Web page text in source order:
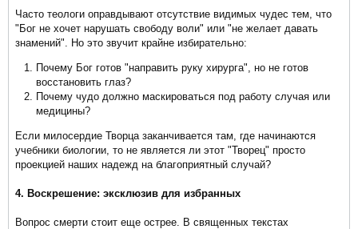
Часто теологи оправдывают отсутствие видимых чудес тем, что
"Бог не хочет нарушать свободу воли" или "не желает давать
знамений". Но это звучит крайне избирательно:
Почему Бог готов "направить руку хирурга", но не готов
восстановить глаз?
Почему чудо должно маскироваться под работу случая или
медицины?
Если милосердие Творца заканчивается там, где начинаются
учебники биологии, то не является ли этот "Творец" просто
проекцией наших надежд на благоприятный случай?
4. Воскрешение: эксклюзив для избранных
Вопрос смерти стоит еще острее. В священных текстах